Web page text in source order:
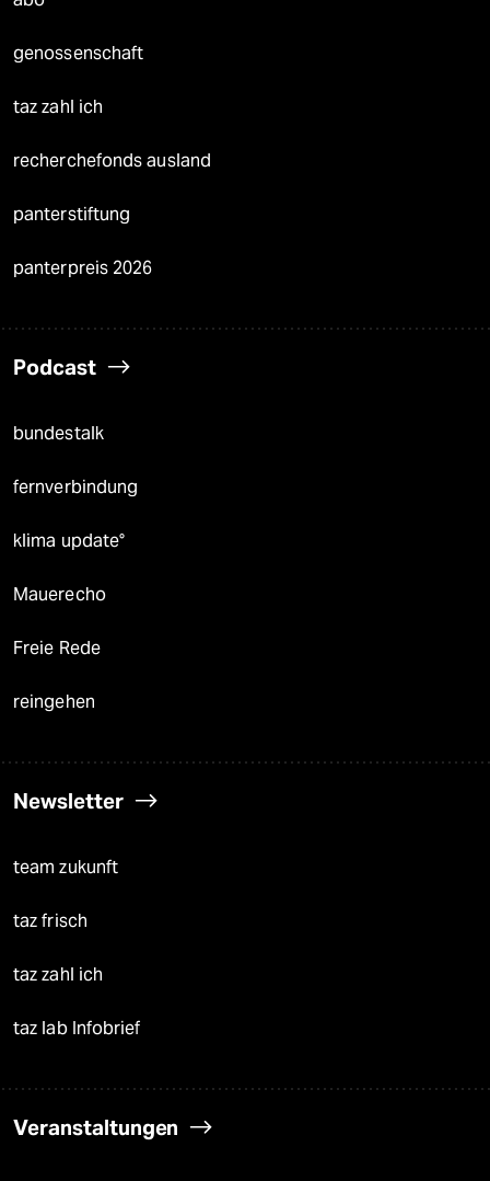
genossenschaft
taz zahl ich
recherchefonds ausland
panterstiftung
panterpreis 2026
Podcast
bundestalk
fernverbindung
klima update°
Mauerecho
Freie Rede
reingehen
Newsletter
team zukunft
taz frisch
taz zahl ich
taz lab Infobrief
Veranstaltungen